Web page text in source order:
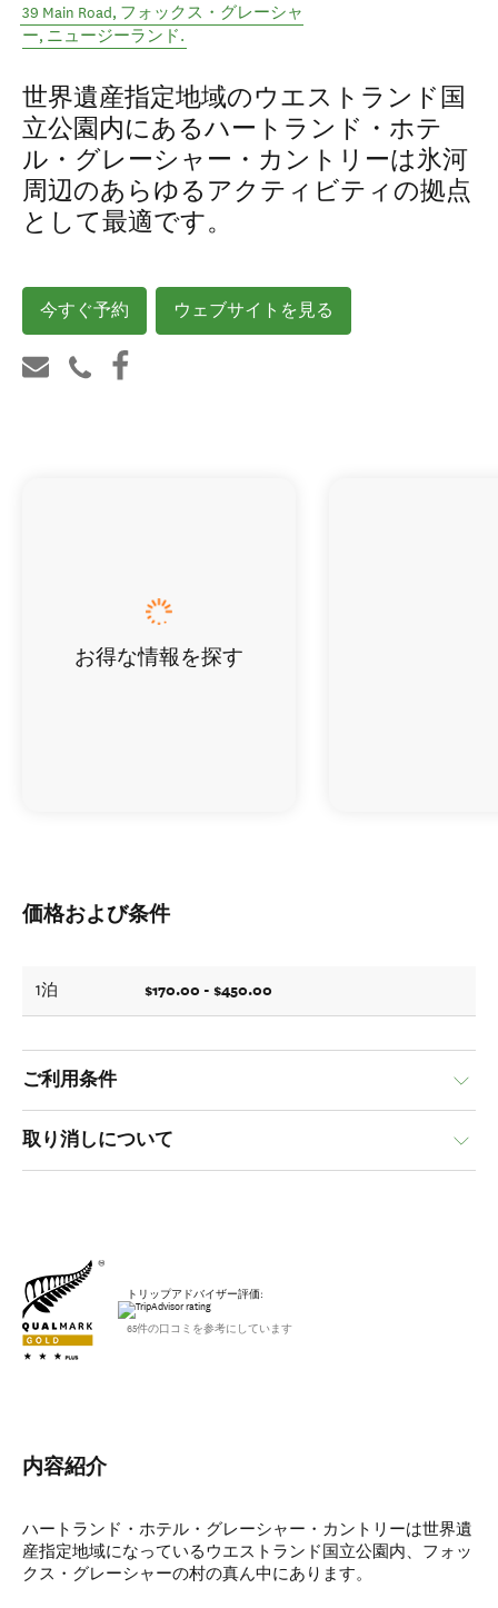
39 Main Road, フォックス・グレーシャ
ー, ニュージーランド.
世界遺産指定地域のウエストランド国
立公園内にあるハートランド・ホテ
ル・グレーシャー・カントリーは氷河
周辺のあらゆるアクティビティの拠点
として最適です。
今すぐ予約 ウェブサイトを見る
価格および条件
1泊 $170.00 - $450.00
ご利用条件
取り消しについて
トリップアドバイザー評価:
65件の口コミを参考にしています
内容紹介
ハートランド・ホテル・グレーシャー・カントリーは世界遺
産指定地域になっているウエストランド国立公園内、フォッ
クス・グレーシャーの村の真ん中にあります。
お得な情報を探す